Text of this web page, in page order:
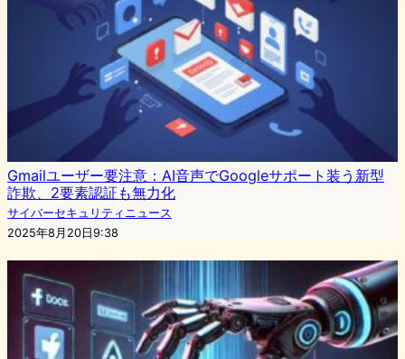
Gmailユーザー要注意：AI音声でGoogleサポート装う新型
詐欺、2要素認証も無力化
サイバーセキュリティニュース
2025年8月20日9:38